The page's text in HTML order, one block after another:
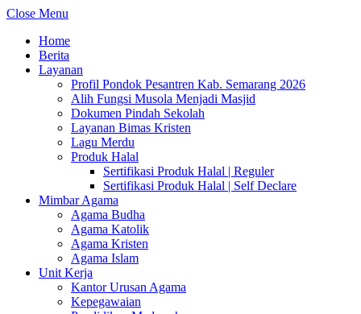
Close Menu
Home
Berita
Layanan
Profil Pondok Pesantren Kab. Semarang 2026
Alih Fungsi Musola Menjadi Masjid
Dokumen Pindah Sekolah
Layanan Bimas Kristen
Lagu Merdu
Produk Halal
Sertifikasi Produk Halal | Reguler
Sertifikasi Produk Halal | Self Declare
Mimbar Agama
Agama Budha
Agama Katolik
Agama Kristen
Agama Islam
Unit Kerja
Kantor Urusan Agama
Kepegawaian